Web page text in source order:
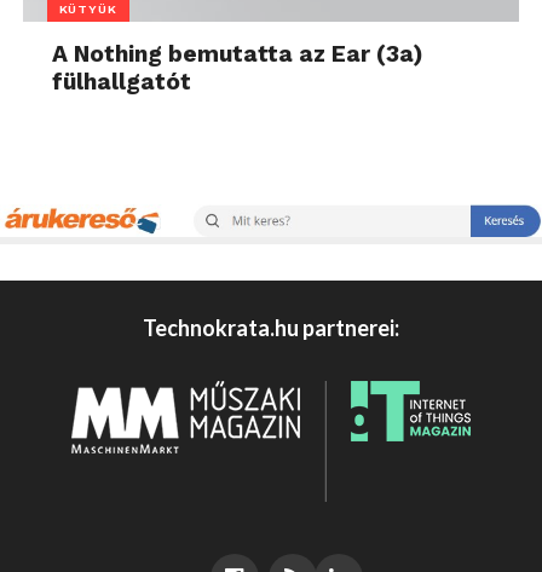
KÜTYÜK
A Nothing bemutatta az Ear (3a)
fülhallgatót
Technokrata.hu partnerei: